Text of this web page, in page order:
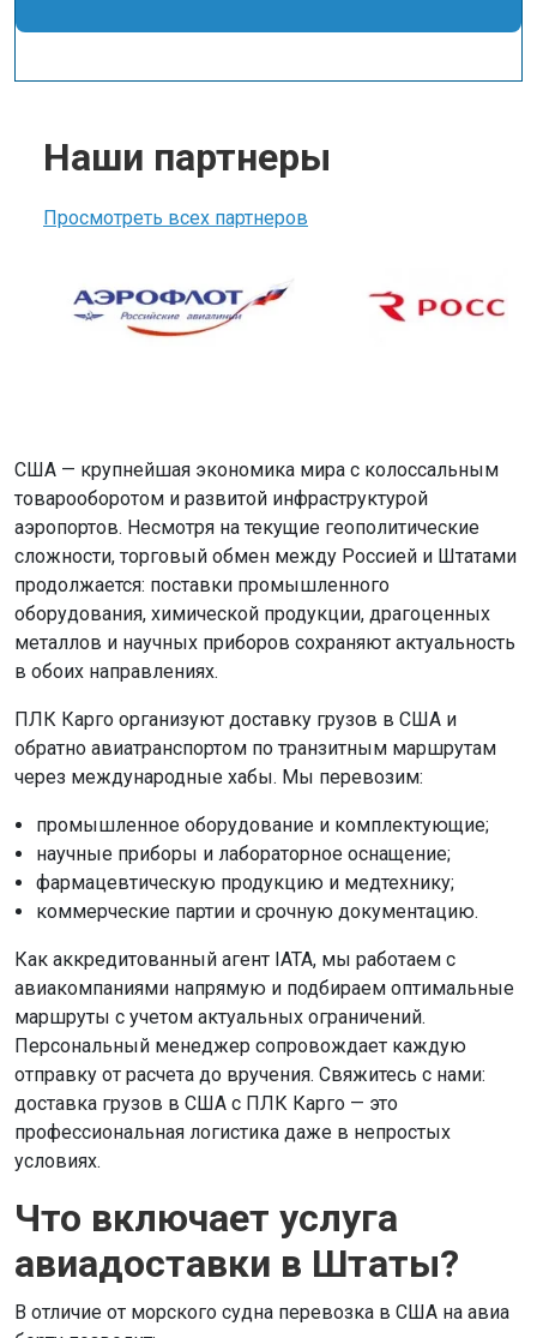
Наши партнеры
Просмотреть всех партнеров
США — крупнейшая экономика мира с колоссальным
товарооборотом и развитой инфраструктурой
аэропортов. Несмотря на текущие геополитические
сложности, торговый обмен между Россией и Штатами
продолжается: поставки промышленного
оборудования, химической продукции, драгоценных
металлов и научных приборов сохраняют актуальность
в обоих направлениях.
ПЛК Карго организуют доставку грузов в США и
обратно авиатранспортом по транзитным маршрутам
через международные хабы. Мы перевозим:
промышленное оборудование и комплектующие;
научные приборы и лабораторное оснащение;
фармацевтическую продукцию и медтехнику;
коммерческие партии и срочную документацию.
Как аккредитованный агент IATA, мы работаем с
авиакомпаниями напрямую и подбираем оптимальные
маршруты с учетом актуальных ограничений.
Персональный менеджер сопровождает каждую
отправку от расчета до вручения. Свяжитесь с нами:
доставка грузов в США с ПЛК Карго — это
профессиональная логистика даже в непростых
условиях.
Что включает услуга
авиадоставки в Штаты?
В отличие от морского судна перевозка в США на авиа